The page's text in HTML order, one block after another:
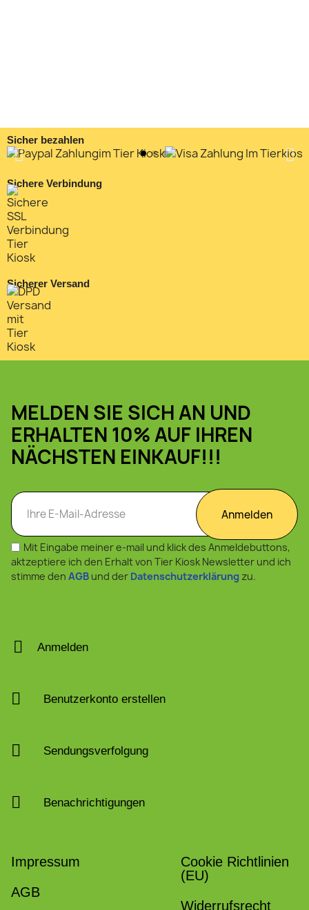
Sicher bezahlen
Sichere Verbindung
Sicherer Versand
MELDEN SIE SICH AN UND
ERHALTEN 10% AUF IHREN
NÄCHSTEN EINKAUF!!!
Anmelden
Mit Eingabe meiner e-mail und klick des Anmeldebuttons,
aktzeptiere ich den Erhalt von Tier Kiosk Newsletter und ich
stimme den AGB und der Datenschutzerklärung zu.
Anmelden
Benutzerkonto erstellen
Sendungsverfolgung
Benachrichtigungen
Impressum
AGB
Cookie Richtlinien
(EU)
Widerrufsrecht